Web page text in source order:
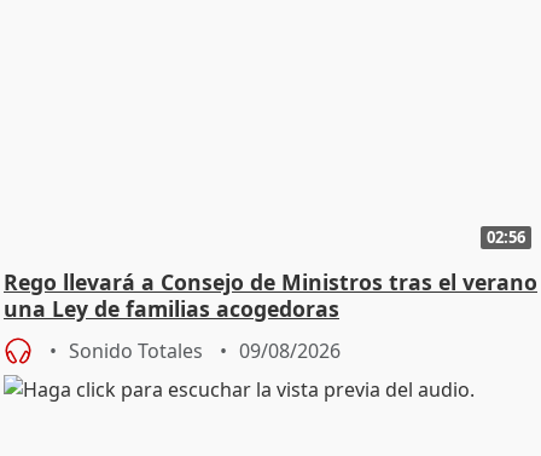
02:56
Rego llevará a Consejo de Ministros tras el verano
una Ley de familias acogedoras
Sonido Totales 09/08/2026